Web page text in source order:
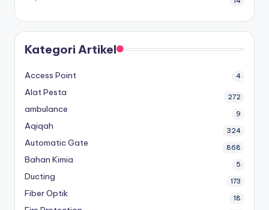
Kategori Artikel
Access Point 4
Alat Pesta 272
ambulance 9
Aqiqah 324
Automatic Gate 868
Bahan Kimia 5
Ducting 173
Fiber Optik 18